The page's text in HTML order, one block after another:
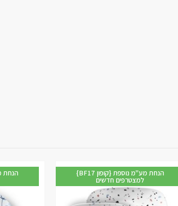
{BF17 קופון} הנחת מע"מ נוספת
למצטרפים חדשים